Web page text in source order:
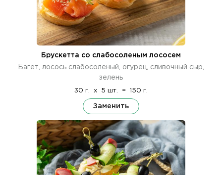
Брускетта со слабосоленым лососем
Багет, лосось слабосоленый, огурец, сливочный сыр,
зелень
30 г. x 5 шт. = 150 г.
Заменить